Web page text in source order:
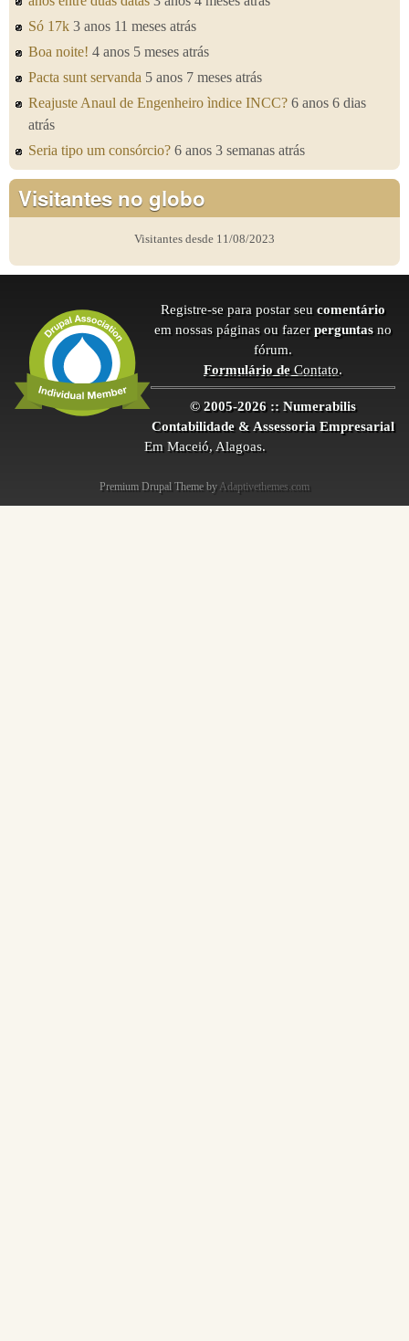
Só 17k 3 anos 11 meses atrás
Boa noite! 4 anos 5 meses atrás
Pacta sunt servanda 5 anos 7 meses atrás
Reajuste Anaul de Engenheiro ìndice INCC? 6 anos 6 dias
atrás
Seria tipo um consórcio? 6 anos 3 semanas atrás
Visitantes no globo
Visitantes desde 11/08/2023
Registre-se para postar seu comentário
em nossas páginas ou fazer perguntas no
fórum.
Formulário deContato.
© 2005-2026 :: Numerabilis
Contabilidade & Assessoria Empresarial
Em Maceió, Alagoas.
Premium Drupal Theme by Adaptivethemes.com